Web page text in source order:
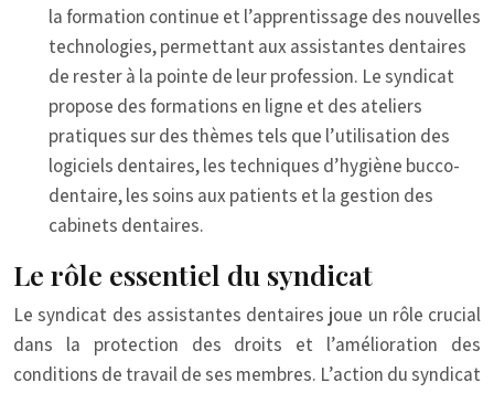
la formation continue et l’apprentissage des nouvelles
technologies, permettant aux assistantes dentaires
de rester à la pointe de leur profession. Le syndicat
propose des formations en ligne et des ateliers
pratiques sur des thèmes tels que l’utilisation des
logiciels dentaires, les techniques d’hygiène bucco-
dentaire, les soins aux patients et la gestion des
cabinets dentaires.
Le rôle essentiel du syndicat
Le syndicat des assistantes dentaires joue un rôle crucial
dans la protection des droits et l’amélioration des
conditions de travail de ses membres. L’action du syndicat